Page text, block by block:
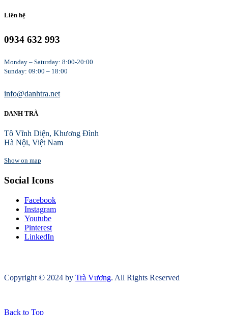
Liên hệ
0934 632 993
Monday – Saturday: 8:00-20:00
Sunday: 09:00 – 18:00
info@danhtra.net
DANH TRÀ
Tô Vĩnh Diện, Khương Đình
Hà Nội, Việt Nam
Show on map
Social Icons
Facebook
Instagram
Youtube
Pinterest
LinkedIn
Copyright © 2024 by Trà Vương. All Rights Reserved
Back to Top